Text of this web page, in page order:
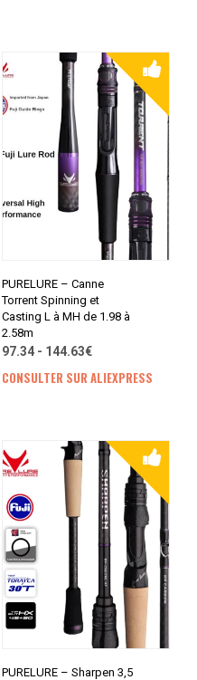
PURELURE – Canne
Torrent Spinning et
Casting L à MH de 1.98 à
2.58m
97.34 - 144.63€
CONSULTER SUR ALIEXPRESS
PURELURE – Sharpen 3,5